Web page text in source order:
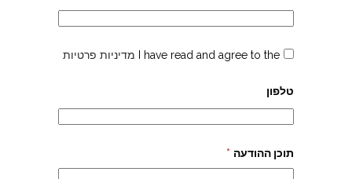
I have read and agree to the מדיניות פרטיות
טלפון
תוכן ההודעה *